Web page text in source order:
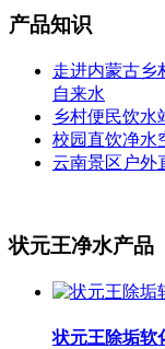
产品知识
走进内蒙古乡
自来水
乡村便民饮水
校园直饮净水
云南景区户外
状元王净水产品
状元王除垢软